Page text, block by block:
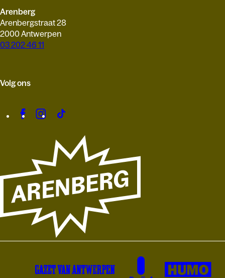
Arenberg
Arenbergstraat 28
2000 Antwerpen
03 202 46 11
Volg ons